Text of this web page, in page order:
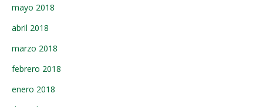
mayo 2018
abril 2018
marzo 2018
febrero 2018
enero 2018